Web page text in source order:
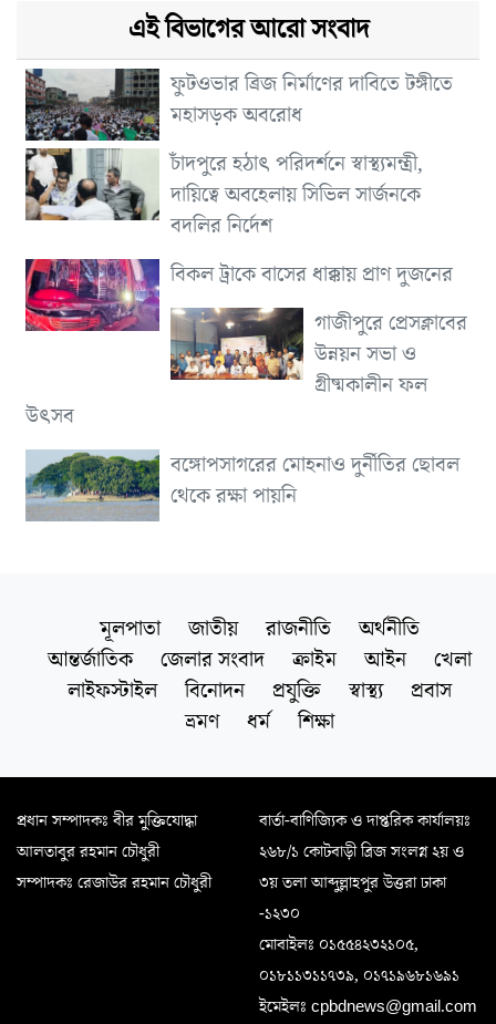
এই বিভাগের আরো সংবাদ
ফুটওভার ব্রিজ নির্মাণের দাবিতে টঙ্গীতে
মহাসড়ক অবরোধ
চাঁদপুরে হঠাৎ পরিদর্শনে স্বাস্থ্যমন্ত্রী,
দায়িত্বে অবহেলায় সিভিল সার্জনকে
বদলির নির্দেশ
বিকল ট্রাকে বাসের ধাক্কায় প্রাণ দুজনের
গাজীপুরে প্রেসক্লাবের
উন্নয়ন সভা ও
গ্রীষ্মকালীন ফল
উৎসব
বঙ্গোপসাগরের মোহনাও দুর্নীতির ছোবল
থেকে রক্ষা পায়নি
মূলপাতা জাতীয় রাজনীতি
অর্থনীতি
আন্তর্জাতিক
জেলার সংবাদ ক্রাইম আইন
খেলা
লাইফস্টাইল
বিনোদন প্রযুক্তি স্বাস্থ্য
প্রবাস
ভ্রমণ
ধর্ম শিক্ষা
প্রধান সম্পাদকঃ বীর মুক্তিযোদ্ধা
আলতাবুর রহমান চৌধুরী
সম্পাদকঃ রেজাউর রহমান চৌধুরী
বার্তা-বাণিজ্যিক ও দাপ্তরিক কার্যালয়ঃ
২৬৮/১ কোটবাড়ী ব্রিজ সংলগ্ন ২য় ও
৩য় তলা আব্দুল্লাহপুর উত্তরা ঢাকা
-১২৩০
মোবাইলঃ ০১৫৫৪২৩২১০৫,
০১৮১১৩১১৭৩৯, ০১৭১৯৬৮১৬৯১
ইমেইলঃ cpbdnews@gmail.com